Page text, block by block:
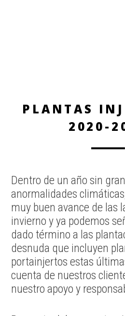
PLANTAS
2020-
Dentro de un año sin
anormalidades
muy buen avance de las
invierno y ya podemos
dado término a las
desnuda que incluyen
portainjertos estas
cuenta de nuestros
nuestro apoyo y